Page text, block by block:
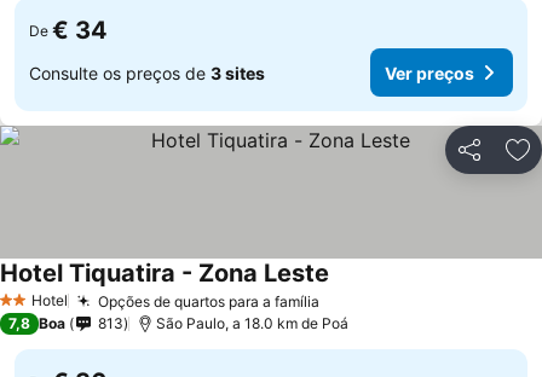
De € 34
Consulte os preços de 3 sites Ver preços
Partilhar
2 Estrelas
Hotel Opções de quartos para a família
Hotel Tiquatira - Zona Leste
7,8 Boa 813 São Paulo, a 18.0 km de Poá